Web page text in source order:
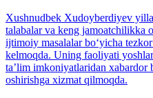
Xushnudbek Xudoyberdiyev
talabalar va keng jamoatchilikka
ijtimoiy masalalar bo‘yicha
kelmoqda. Uning faoliyati
taʼlim imkoniyatlaridan
oshirishga xizmat qilmoqda.